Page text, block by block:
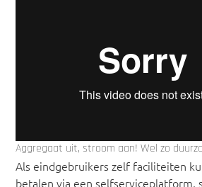
Aggregaat uit, stroom aan! Wel zo
Als eindgebruikers zelf faciliteiten
betalen via een selfserviceplatform,